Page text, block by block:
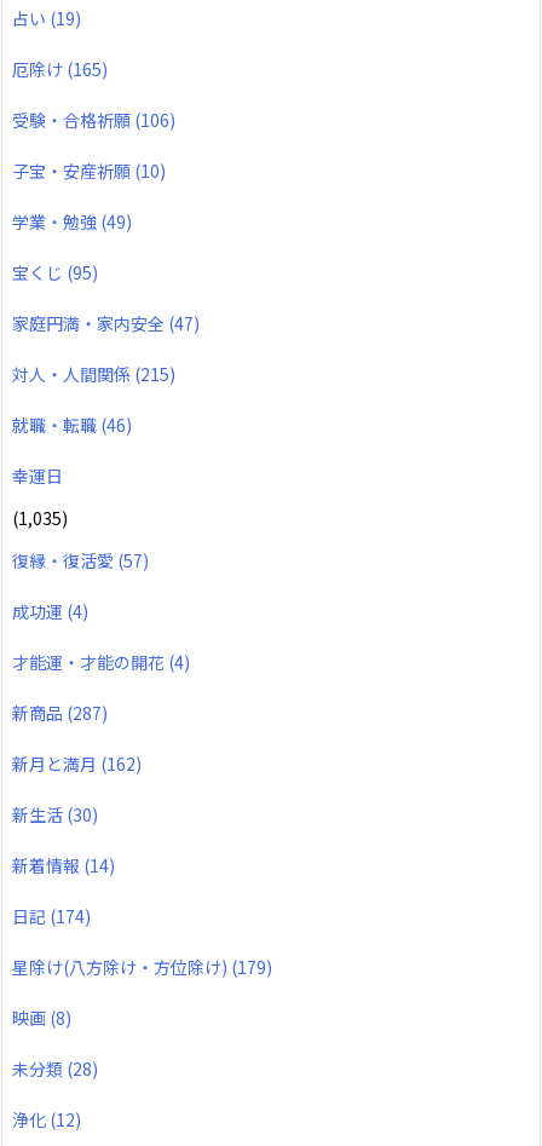
占い (19)
厄除け (165)
受験・合格祈願 (106)
子宝・安産祈願 (10)
学業・勉強 (49)
宝くじ (95)
家庭円満・家内安全 (47)
対人・人間関係 (215)
就職・転職 (46)
幸運日
(1,035)
復縁・復活愛 (57)
成功運 (4)
才能運・才能の開花 (4)
新商品 (287)
新月と満月 (162)
新生活 (30)
新着情報 (14)
日記 (174)
星除け(八方除け・方位除け) (179)
映画 (8)
未分類 (28)
浄化 (12)